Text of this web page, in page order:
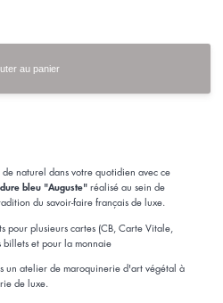
au panier
naturel dans votre quotidien avec ce
bleu "Auguste"réalisé au sein de
du savoir-faire français de luxe.
pour plusieurs cartes (CB, Carte Vitale,
et pour la monnaie
un atelier de maroquinerie d'art végétal à
de luxe.